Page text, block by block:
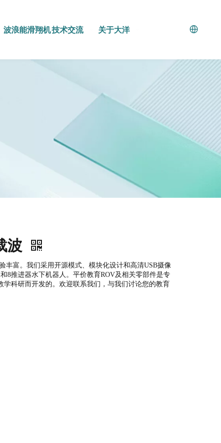
波浪能滑翔机技术交流 关于大洋
波
丰富。我们采用开源模式、模块化设计和高清USB摄像
8推进器水下机器人。平价教育ROV及相关零部件是专
学科研而开发的。欢迎联系我们，与我们讨论您的教育